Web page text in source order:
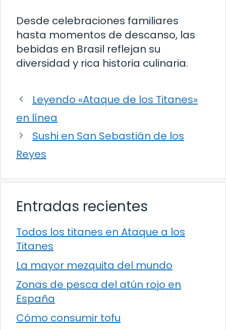
Desde celebraciones familiares
hasta momentos de descanso, las
bebidas en Brasil reflejan su
diversidad y rica historia culinaria.
Leyendo «Ataque de los Titanes»
en línea
Sushi en San Sebastián de los
Reyes
Entradas recientes
Todos los titanes en Ataque a los
Titanes
La mayor mezquita del mundo
Zonas de pesca del atún rojo en
España
Cómo consumir tofu